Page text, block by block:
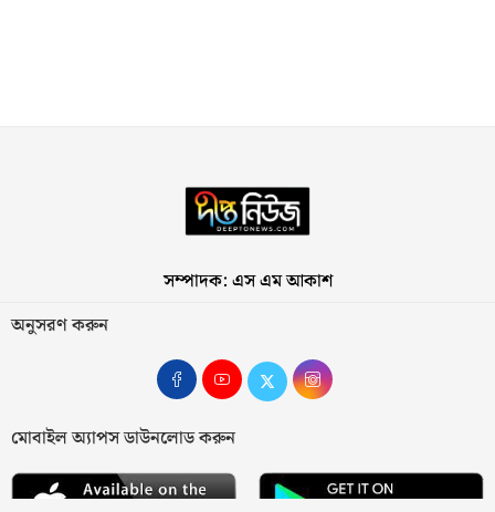
সম্পাদক: এস এম আকাশ
অনুসরণ করুন
মোবাইল অ্যাপস ডাউনলোড করুন